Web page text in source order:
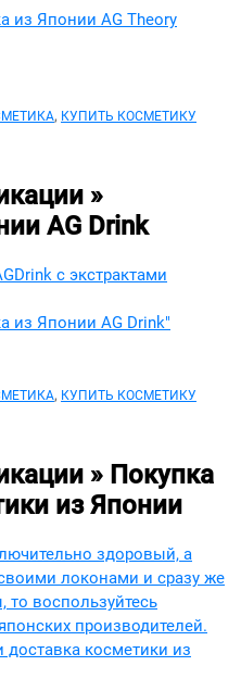
из Японии AG Theory
, КУПИТЬ КОСМЕТИКУ
»
AG Drink
с экстрактами
из Японии AG Drink"
, КУПИТЬ КОСМЕТИКУ
» Покупка
из Японии
здоровый, а
локонами и сразу же
то воспользуйтесь
производителей.
косметики из